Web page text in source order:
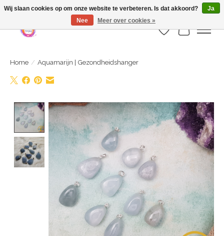
Webshop is geopend maar nog onder constructie | let op: Verzenden vanaf 29
juli
Verlanglijst
Home / Aquamarijn | Gezondheidshanger
Product image slideshow Items
Wij slaan cookies op om onze website te verbeteren. Is dat akkoord?
Ja
Nee
Meer over cookies »